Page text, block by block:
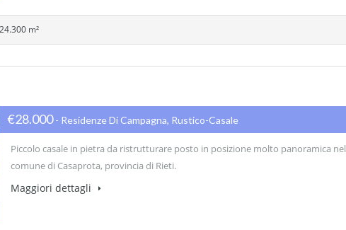
m²
€28.000- Residenze Di Campagna, Rustico-Casale
Piccolo casale in pietra da ristrutturare posto in posizione molto panoramica nel
comune di Casaprota, provincia di Rieti.
Maggiori dettagli